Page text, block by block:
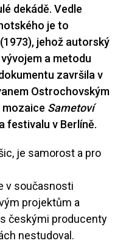
dekádě. Vedle
je to
jehož autorský
a metodu
završila v
Ostrochovským
mozaice Sametoví
festivalu v Berlíně.
je samorost a pro
v současnosti
projektům a
českými producenty
nestudoval.